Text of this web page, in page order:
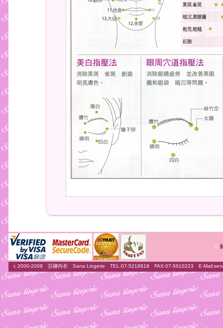
::
c 2000-2008 莎娜內衣 Sana Lingerie TEL:07-5218818 FAX:07-5610223 E-Mail: